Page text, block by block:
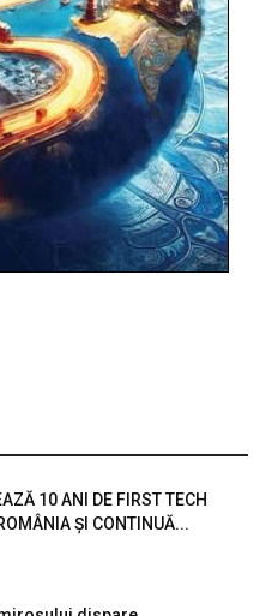
10 ANI DE FIRST TECH
ȘI CONTINUĂ...